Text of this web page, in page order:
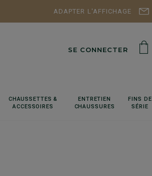
ADAPTER L'AFFICHAGE
SE CONNECTER
CHAUSSETTES &
ACCESSOIRES
ENTRETIEN
CHAUSSURES
FINS DE
SÉRIE